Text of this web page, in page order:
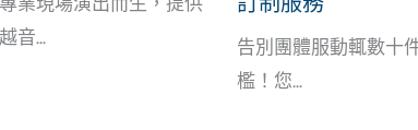
音...
告別團體服動輒數十
檻！您...